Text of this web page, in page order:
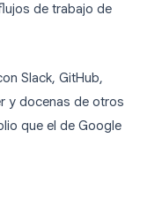
de trabajo de
Slack, GitHub,
y docenas de otros
que el de Google